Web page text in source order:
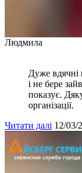
Людмила
Дуже
і не бере
показує.
організації.
Читати далі 12/03/